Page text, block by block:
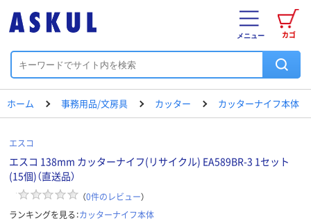
カゴ
メニュー
ホーム 事務用品/文房具 カッター カッターナイフ本体
エスコ
エスコ 138mm カッターナイフ(リサイクル) EA589BR-3 1セット
(15個)（直送品）
（0件のレビュー）
ランキングを見る：カッターナイフ本体